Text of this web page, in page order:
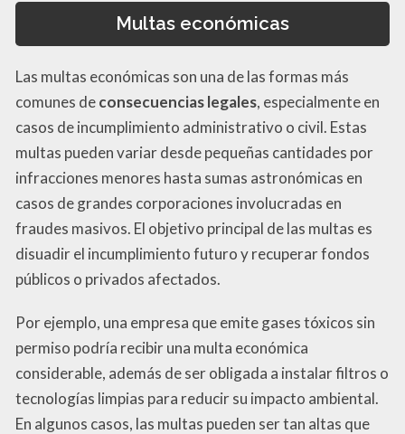
Multas económicas
Las multas económicas son una de las formas más
comunes deconsecuencias legales, especialmente en
casos de incumplimiento administrativo o civil. Estas
multas pueden variar desde pequeñas cantidades por
infracciones menores hasta sumas astronómicas en
casos de grandes corporaciones involucradas en
fraudes masivos. El objetivo principal de las multas es
disuadir el incumplimiento futuro y recuperar fondos
públicos o privados afectados.
Por ejemplo, una empresa que emite gases tóxicos sin
permiso podría recibir una multa económica
considerable, además de ser obligada a instalar filtros o
tecnologías limpias para reducir su impacto ambiental.
En algunos casos, las multas pueden ser tan altas que